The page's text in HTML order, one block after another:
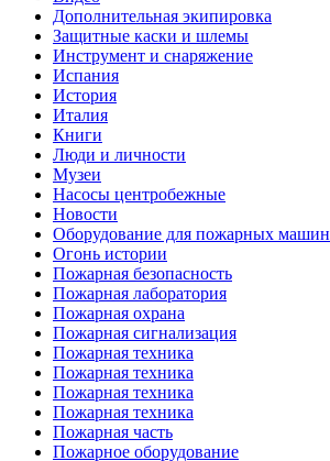
Дополнительная экипировка
Защитные каски и шлемы
Инструмент и снаряжение
Испания
История
Италия
Книги
Люди и личности
Музеи
Насосы центробежные
Новости
Оборудование для пожарных машин
Огонь истории
Пожарная безопасность
Пожарная лаборатория
Пожарная охрана
Пожарная сигнализация
Пожарная техника
Пожарная техника
Пожарная техника
Пожарная техника
Пожарная часть
Пожарное оборудование